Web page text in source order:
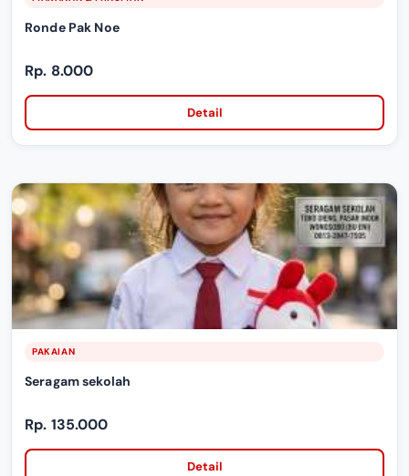
Ronde Pak Noe
Rp. 8.000
Detail
PAKAIAN
Seragam sekolah
Rp. 135.000
Detail